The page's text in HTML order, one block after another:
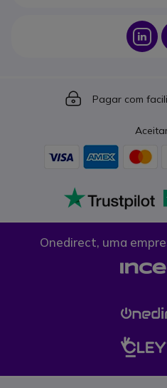
Icon
Icon
Pagar com
Onedirect, uma